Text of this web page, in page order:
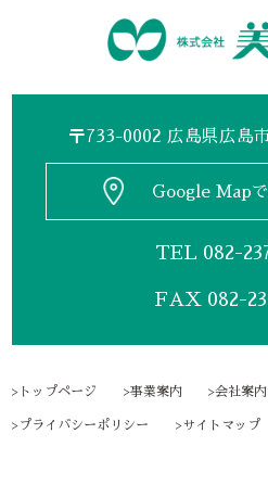
〒733-0002 広島県広島
Google Mapで
TEL 082-
FAX 082-
トップページ 事業案内 会社案内
プライバシーポリシー サイトマップ